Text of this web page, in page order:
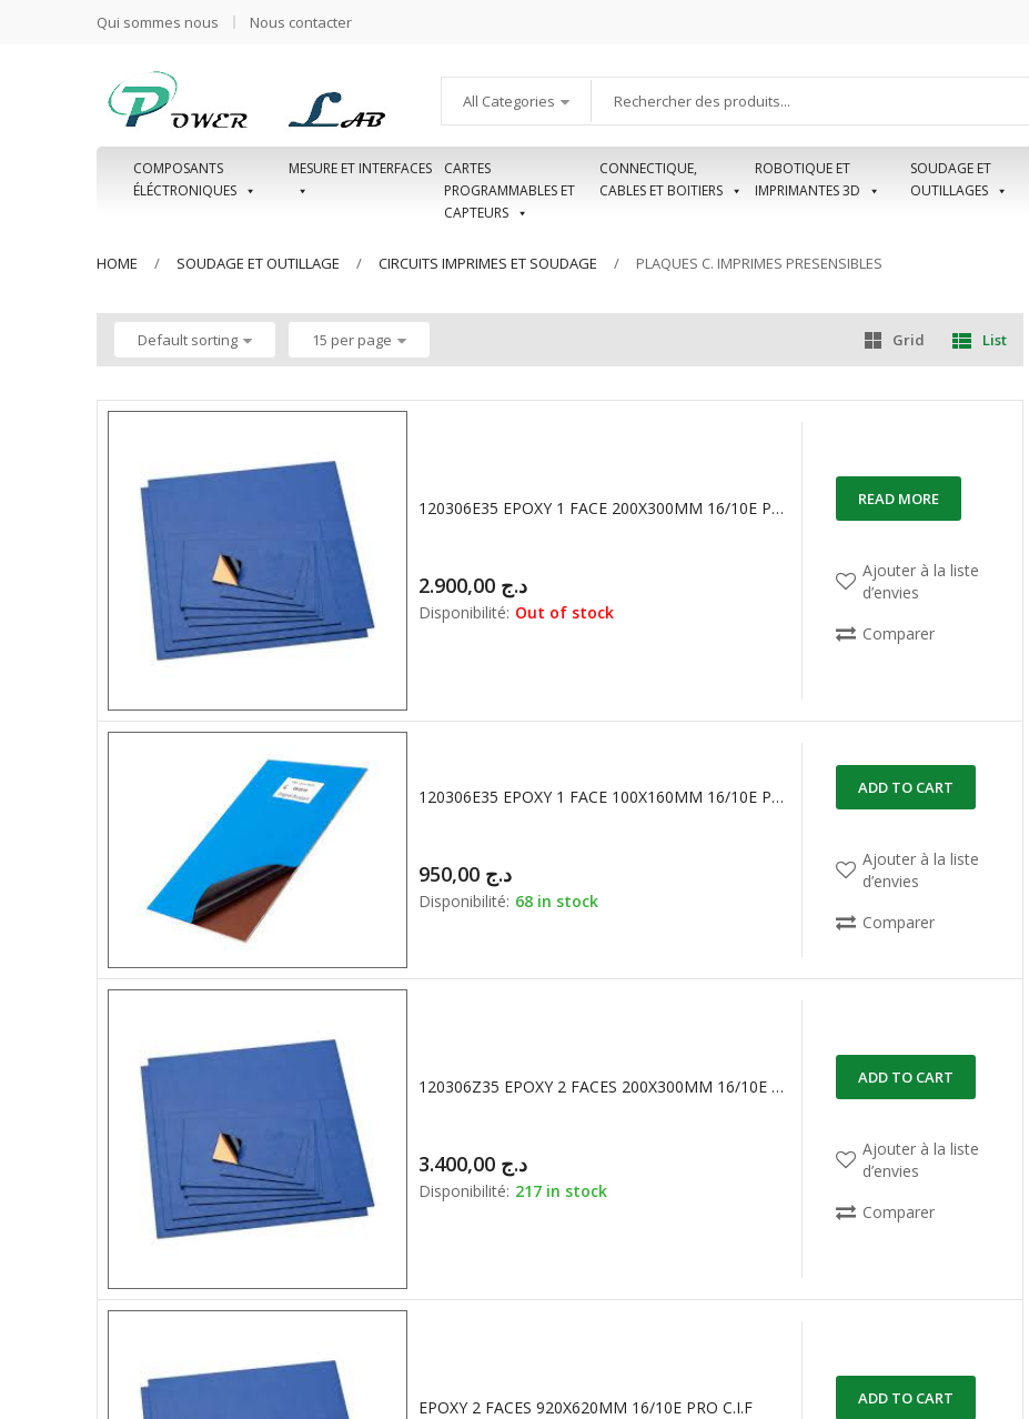
Qui sommes nous Nous contacter
All Categories
COMPOSANTS
ÉLÉCTRONIQUES
MESURE ET INTERFACES
CARTES
PROGRAMMABLES ET
CAPTEURS
CONNECTIQUE,
CABLES ET BOITIERS
ROBOTIQUE ET
IMPRIMANTES 3D
SOUDAGE ET
OUTILLAGES
HOME SOUDAGE ET OUTILLAGE CIRCUITS IMPRIMES ET SOUDAGE PLAQUES C. IMPRIMES PRESENSIBLES
Default sorting 15 per page Grid List
120306E35 EPOXY 1 FACE 200X300MM 16/10E PRO BUNGARD FR4
د.ج
Disponibilité: Out of stock
READ MORE
Ajouter à la liste
d’envies
Comparer
120306E35 EPOXY 1 FACE 100X160MM 16/10E PRO BUNGARD FR4
د.ج
Disponibilité: 68 in stock
ADD TO CART
Ajouter à la liste
d’envies
Comparer
120306Z35 EPOXY 2 FACES 200X300MM 16/10E PRO BUNGARD FR4
د.ج
Disponibilité: 217 in stock
ADD TO CART
Ajouter à la liste
d’envies
Comparer
EPOXY 2 FACES 920X620MM 16/10E PRO C.I.F ADD TO CART